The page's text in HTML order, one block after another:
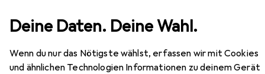
Deine Daten. Deine Wahl.
Wenn du nur das Nötigste wählst, erfassen wir mit Cookies
und ähnlichen Technologien Informationen zu deinem Gerät
j5Create
Kategorien anzeigen